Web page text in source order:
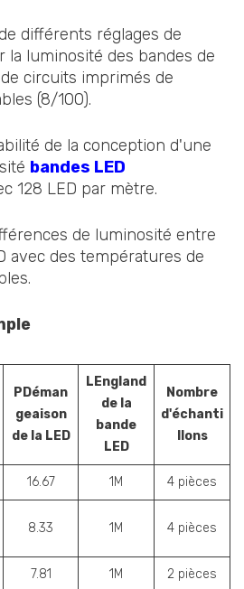
différents réglages de
la luminosité des bandes de
circuits imprimés de
(8/100).
de la conception d'une
bandes LED
128 LED par mètre.
de luminosité entre
avec des températures de
P Déman
geaison
de la LED
L England
de la
bande
LED
Nombre
d'échanti
llons
16.67 1M 4 pièces
8.33 1M 4 pièces
7.81 1M 2 pièces